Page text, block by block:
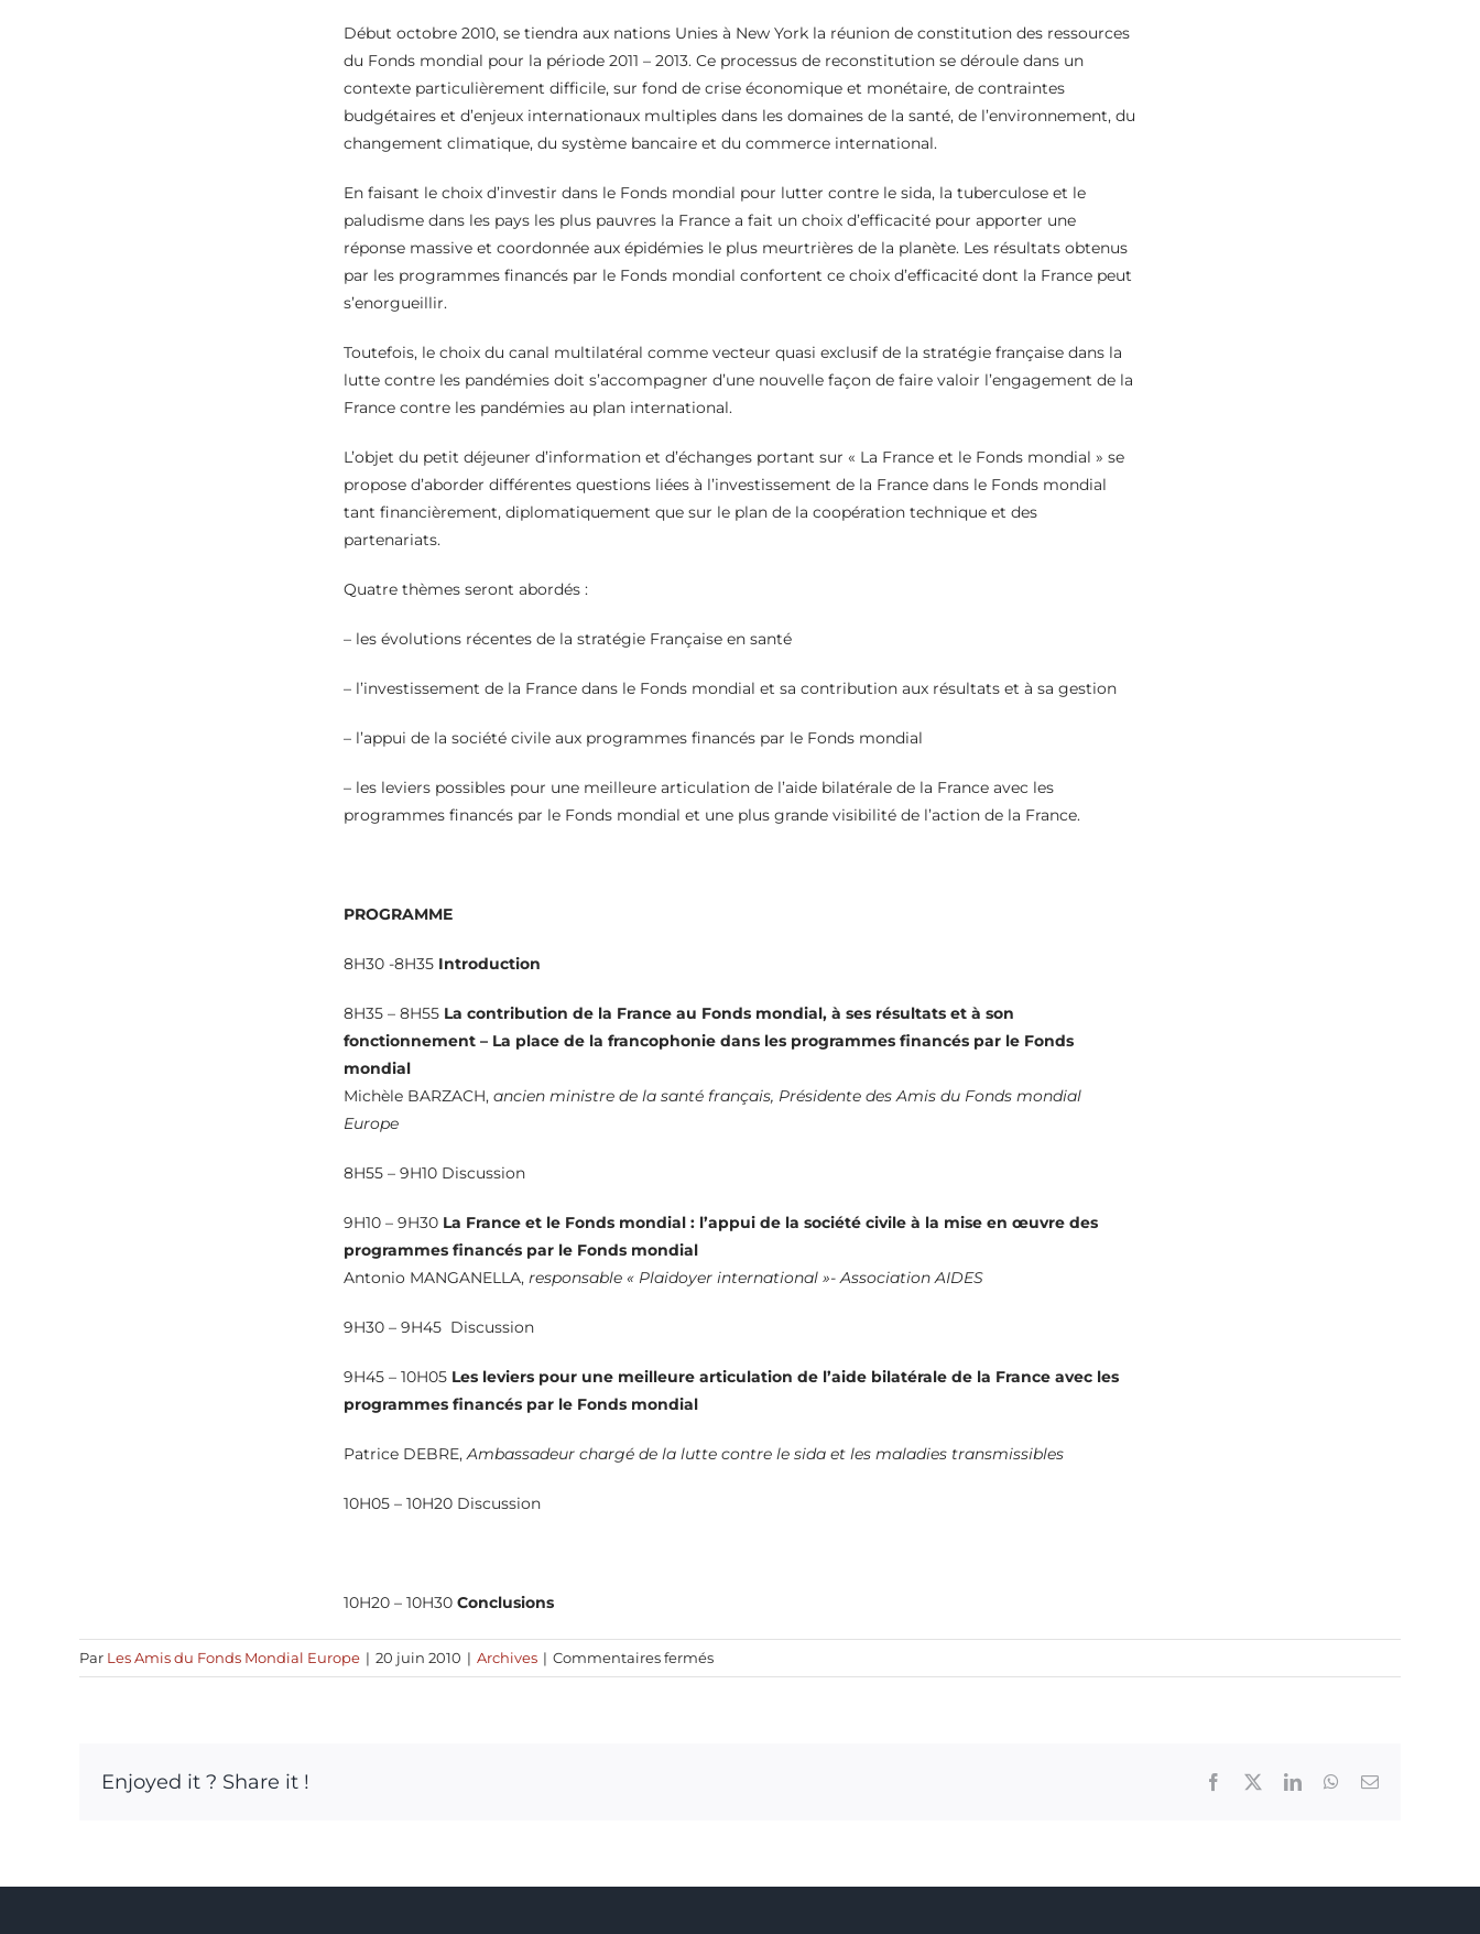
Début octobre 2010, se tiendra aux nations Unies à New York la réunion de constitution des ressources
du Fonds mondial pour la période 2011 – 2013. Ce processus de reconstitution se déroule dans un
contexte particulièrement difficile, sur fond de crise économique et monétaire, de contraintes
budgétaires et d’enjeux internationaux multiples dans les domaines de la santé, de l’environnement, du
changement climatique, du système bancaire et du commerce international.
En faisant le choix d’investir dans le Fonds mondial pour lutter contre le sida, la tuberculose et le
paludisme dans les pays les plus pauvres la France a fait un choix d’efficacité pour apporter une
réponse massive et coordonnée aux épidémies le plus meurtrières de la planète. Les résultats obtenus
par les programmes financés par le Fonds mondial confortent ce choix d’efficacité dont la France peut
s’enorgueillir.
Toutefois, le choix du canal multilatéral comme vecteur quasi exclusif de la stratégie française dans la
lutte contre les pandémies doit s’accompagner d’une nouvelle façon de faire valoir l’engagement de la
France contre les pandémies au plan international.
L’objet du petit déjeuner d’information et d’échanges portant sur « La France et le Fonds mondial » se
propose d’aborder différentes questions liées à l’investissement de la France dans le Fonds mondial
tant financièrement, diplomatiquement que sur le plan de la coopération technique et des
partenariats.
Quatre thèmes seront abordés :
– les évolutions récentes de la stratégie Française en santé
– l’investissement de la France dans le Fonds mondial et sa contribution aux résultats et à sa gestion
– l’appui de la société civile aux programmes financés par le Fonds mondial
– les leviers possibles pour une meilleure articulation de l’aide bilatérale de la France avec les
programmes financés par le Fonds mondial et une plus grande visibilité de l’action de la France.
PROGRAMME
8H30 -8H35 Introduction
8H35 – 8H55 La contribution de la France au Fonds mondial, à ses résultats et à son
fonctionnement – La place de la francophonie dans les programmes financés par le Fonds
mondial
Michèle BARZACH, ancien ministre de la santé français, Présidente des Amis du Fonds mondial
Europe
8H55 – 9H10 Discussion
9H10 – 9H30 La France et le Fonds mondial : l’appui de la société civile à la mise en œuvre des
programmes financés par le Fonds mondial
Antonio MANGANELLA, responsable « Plaidoyer international »- Association AIDES
9H30 – 9H45 Discussion
9H45 – 10H05 Les leviers pour une meilleure articulation de l’aide bilatérale de la France avec les
programmes financés par le Fonds mondial
Patrice DEBRE,Ambassadeur chargé de la lutte contre le sida et les maladies transmissibles
10H05 – 10H20 Discussion
10H20 – 10H30 Conclusions
Par Les Amis du Fonds Mondial Europe | 20 juin 2010 | Archives | Commentaires ferméssur
Cycle
Enjoyed it ? Share it ! Facebook LinkedInWhatsApp
Email